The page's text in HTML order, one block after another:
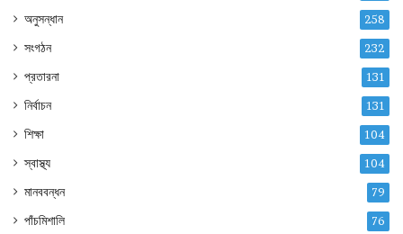
অনুসন্ধান 258
সংগঠন 232
প্রতারনা 131
নির্বাচন 131
শিক্ষা 104
স্বাস্থ্য 104
মানববন্ধন 79
পাঁচমিশালি 76